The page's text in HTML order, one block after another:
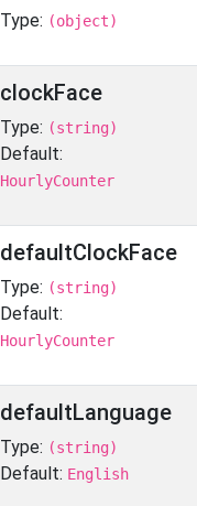
Type: (object)
clockFace
Type: (string)
Default:
HourlyCounter
defaultClockFace
Type: (string)
Default:
HourlyCounter
defaultLanguage
Type: (string)
Default: English